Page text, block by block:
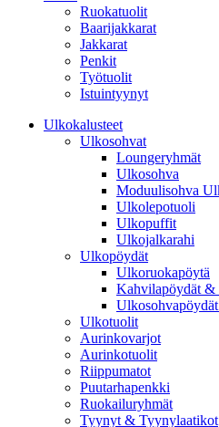
Ruokatuolit
Baarijakkarat
Jakkarat
Penkit
Työtuolit
Istuintyynyt
Ulkokalusteet
Ulkosohvat
Loungeryhmät
Ulkosohva
Moduulisohva
Ulkolepotuoli
Ulkopuffit
Ulkojalkarahi
Ulkopöydät
Ulkoruokapöytä
Kahvilapöydät &
Ulkotuolit
Aurinkovarjot
Aurinkotuolit
Riippumatot
Puutarhapenkki
Ruokailuryhmät
Tyynyt & Tyynylaatikot